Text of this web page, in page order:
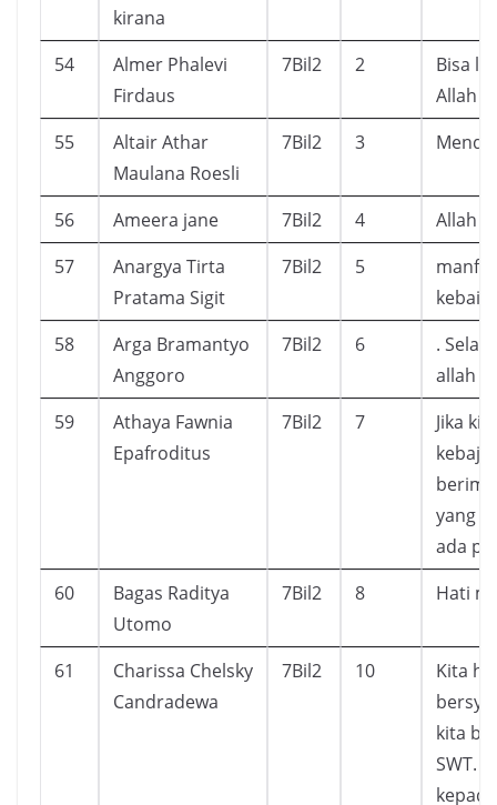
kirana
54
Almer Phalevi
Firdaus
7Bil2 2
Bisa
Allah
55
Altair Athar
Maulana Roesli
7Bil2 3
56 Ameera jane 7Bil2 4
Allah
57
Anargya Tirta
Pratama Sigit
7Bil2 5
58
Arga Bramantyo
Anggoro
7Bil2 6
.
allah
59
Athaya Fawnia
Epafroditus
7Bil2 7
Jika
yang
ada
60
Bagas Raditya
Utomo
7Bil2 8 Hati
61
Charissa Chelsky
Candradewa
7Bil2 10
Kita
kita
SWT.